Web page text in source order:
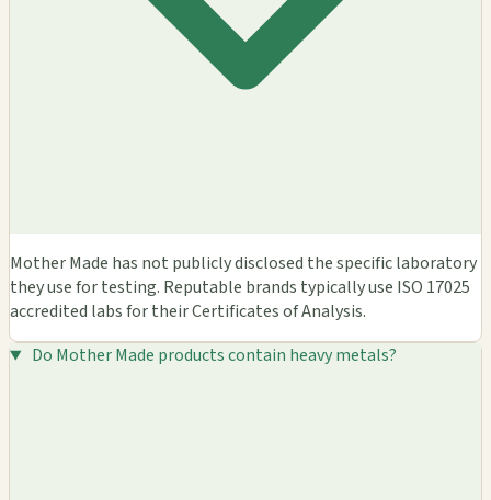
Mother Made has not publicly disclosed the specific laboratory
they use for testing. Reputable brands typically use ISO 17025
accredited labs for their Certificates of Analysis.
Do Mother Made products contain heavy metals?